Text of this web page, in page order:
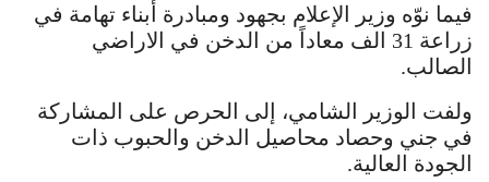
فيما نوّه وزير الإعلام بجهود ومبادرة أبناء تهامة في
زراعة 31 الف معاداً من الدخن في الاراضي
الصالب.
ولفت الوزير الشامي، إلى الحرص على المشاركة
في جني وحصاد محاصيل الدخن والحبوب ذات
الجودة العالية.